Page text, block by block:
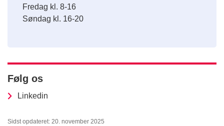
Fredag kl. 8-16
Søndag kl. 16-20
Følg os
Linkedin
Sidst opdateret: 20. november 2025